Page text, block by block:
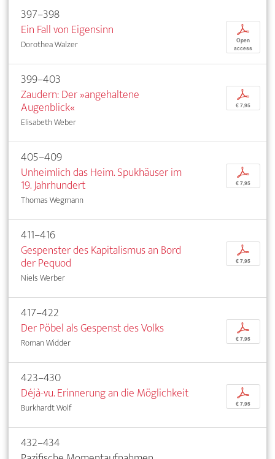
397–398
Ein Fall von Eigensinn
Dorothea Walzer
p
Open
access
399–403
Zaudern: Der »angehaltene
Augenblick«
Elisabeth Weber
p
€ 7,95
405–409
Unheimlich das Heim. Spukhäuser im
19. Jahrhundert
Thomas Wegmann
p
€ 7,95
411–416
Gespenster des Kapitalismus an Bord
der Pequod
Niels Werber
p
€ 7,95
417–422
Der Pöbel als Gespenst des Volks
Roman Widder
p
€ 7,95
423–430
Déjà-vu. Erinnerung an die Möglichkeit
Burkhardt Wolf
p
€ 7,95
432–434